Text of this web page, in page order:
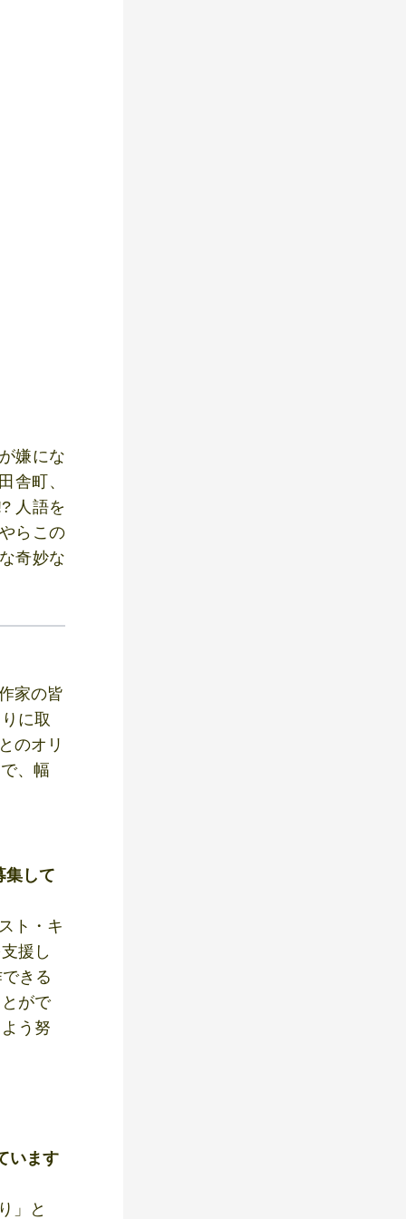
嫌にな
舎町、
人語を
らこの
奇妙な
家の皆
に取
のオリ
、幅
集して
ト・キ
援し
きる
がで
う努
います
」と